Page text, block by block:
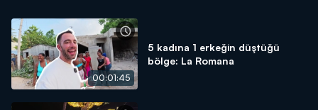
00:01:45
5 kadına 1 erkeğin düştüğü
bölge: La Romana